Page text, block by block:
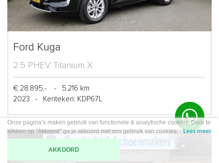
Ford Kuga
2.5 PHEV Titanium X
€ 28.895,- -
5.216 km
2023
- Kenteken: KDP67L
Onze pagina’s maken gebruik van functionele & analytische cookies. Door te
klikken op "Akkoord" ga je akkoord met ons gebruik van cookies.
Lees meer
AKKOORD